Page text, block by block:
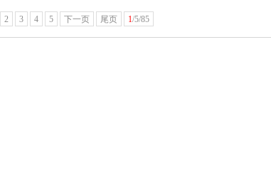
2 3 4 5 下一页 尾页 1/5/85